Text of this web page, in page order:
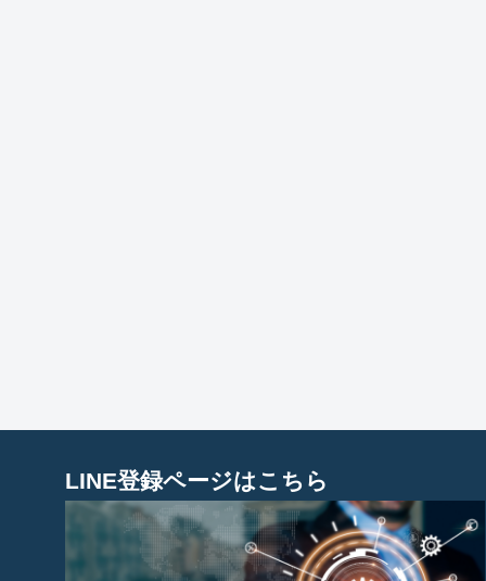
LINE登録ページはこちら